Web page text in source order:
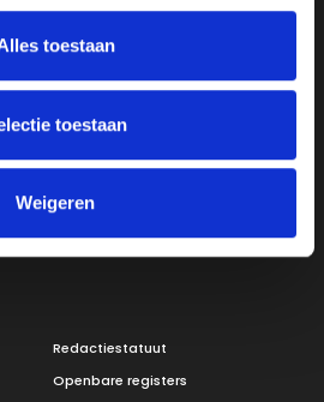
toestaan
toestaan
Weigeren
Redactiestatuut
Openbare registers